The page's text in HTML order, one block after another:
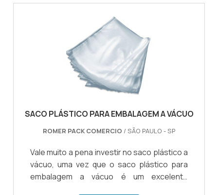
descubra por que somos a escolha
preferida de empresas que valorizam a
qualidade e eficiência na embalagem de
seus produtos.
INVESTIR NO FILME STRETCHFeito para
ajudar o profissional que precisa fazer a
embalagem e a proteção de mercadorias,
evitando que elas sofram algum tipo de
dano durante o transporte, por exemplo, o
filme stretch 500mm é fácil de s.
SACO PLÁSTICO PARA EMBALAGEM A VÁCUO
ROMER PACK COMERCIO / SÃO PAULO - SP
Vale muito a pena investir no saco plástico a
vácuo, uma vez que o saco plástico para
embalagem a vácuo é um excelente